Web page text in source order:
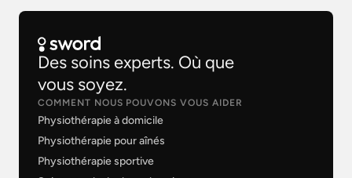
Des soins experts. Où que
vous soyez.
COMMENT NOUS POUVONS VOUS AIDER
Physiothérapie à domicile
Physiothérapie pour aînés
Physiothérapie sportive